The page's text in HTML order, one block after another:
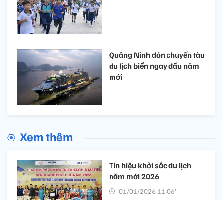
Quảng Ninh đón chuyến tàu
du lịch biển ngay đầu năm
mới
Xem thêm
Tín hiệu khởi sắc du lịch
năm mới 2026
01/01/2026 11:06’